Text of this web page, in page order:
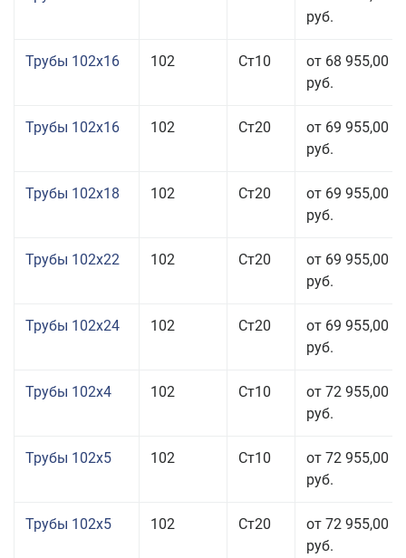
руб.
Трубы 102x16 102 Ст10
от 68 955,00
руб.
Трубы 102x16 102 Ст20
от 69 955,00
руб.
Трубы 102x18 102 Ст20
от 69 955,00
руб.
Трубы 102x22 102 Ст20
от 69 955,00
руб.
Трубы 102x24 102 Ст20
от 69 955,00
руб.
Трубы 102x4 102 Ст10
от 72 955,00
руб.
Трубы 102x5 102 Ст10
от 72 955,00
руб.
Трубы 102x5 102 Ст20
от 72 955,00
руб.